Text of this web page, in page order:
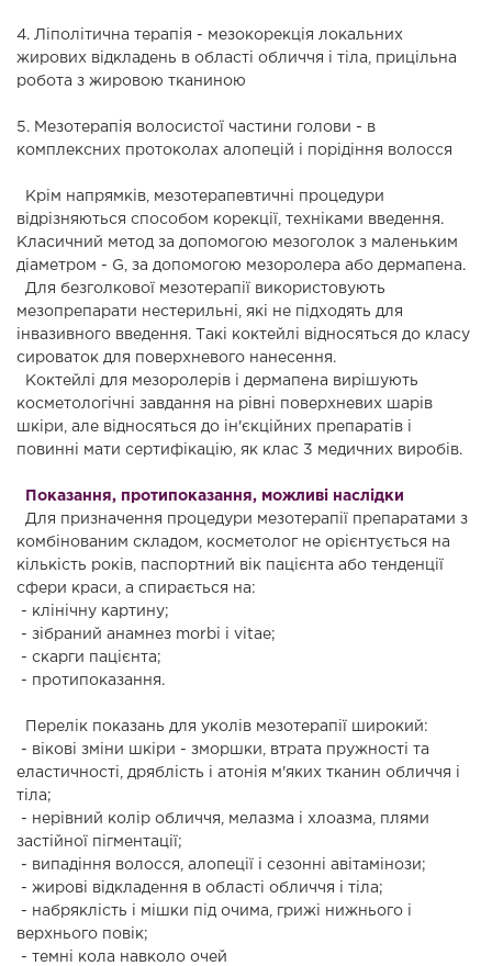
4. Ліполітична терапія - мезокорекція локальних
жирових відкладень в області обличчя і тіла, прицільна
робота з жировою тканиною
5. Мезотерапія волосистої частини голови - в
комплексних протоколах алопецій і порідіння волосся
Крім напрямків, мезотерапевтичні процедури
відрізняються способом корекції, техніками введення.
Класичний метод за допомогою мезоголок з маленьким
діаметром - G, за допомогою мезоролера або дермапена.
Для безголкової мезотерапії використовують
мезопрепарати нестерильні, які не підходять для
інвазивного введення. Такі коктейлі відносяться до класу
сироваток для поверхневого нанесення.
Коктейлі для мезоролерів і дермапена вирішують
косметологічні завдання на рівні поверхневих шарів
шкіри, але відносяться до ін'єкційних препаратів і
повинні мати сертифікацію, як клас 3 медичних виробів.
Показання, протипоказання, можливі наслідки
Для призначення процедури мезотерапії препаратами з
комбінованим складом, косметолог не орієнтується на
кількість років, паспортний вік пацієнта або тенденції
сфери краси, а спирається на:
- клінічну картину;
- зібраний анамнез morbi і vitae;
- скарги пацієнта;
- протипоказання.
Перелік показань для уколів мезотерапії широкий:
- вікові зміни шкіри - зморшки, втрата пружності та
еластичності, дряблість і атонія м'яких тканин обличчя і
тіла;
- нерівний колір обличчя, мелазма і хлоазма, плями
застійної пігментації;
- випадіння волосся, алопеції і сезонні авітамінози;
- жирові відкладення в області обличчя і тіла;
- набряклість і мішки під очима, грижі нижнього і
верхнього повік;
- темні кола навколо очей